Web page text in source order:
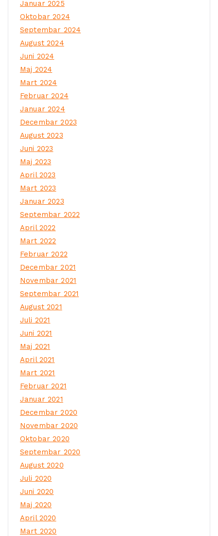
Januar 2025
Oktobar 2024
Septembar 2024
August 2024
Juni 2024
Maj 2024
Mart 2024
Februar 2024
Januar 2024
Decembar 2023
August 2023
Juni 2023
Maj 2023
April 2023
Mart 2023
Januar 2023
Septembar 2022
April 2022
Mart 2022
Februar 2022
Decembar 2021
Novembar 2021
Septembar 2021
August 2021
Juli 2021
Juni 2021
Maj 2021
April 2021
Mart 2021
Februar 2021
Januar 2021
Decembar 2020
Novembar 2020
Oktobar 2020
Septembar 2020
August 2020
Juli 2020
Juni 2020
Maj 2020
April 2020
Mart 2020